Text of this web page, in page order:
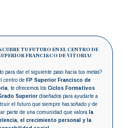
TU FUTURO EN EL CENTRO DE
FRANCISCO DE VITORIA!
para dar el siguiente paso hacia tus metas?
centro de FP Superior Francisco de
, te ofrecemos losCiclos Formativos
Superior diseñados para ayudarte a
el futuro que siempre has soñado y de
parte de una comunidad que valora
la
el crecimiento personal y la